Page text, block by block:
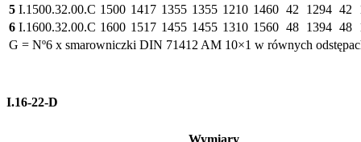
5 I.1500.32.00.C 1500 1417 1355 1355 1210 1460 42 1294 42
6 I.1600.32.00.C 1600 1517 1455 1455 1310 1560 48 1394 48
G = Nº6 x smarowniczki DIN 71412 AM 10×1 w równych
I.16-22-D
Wymiary